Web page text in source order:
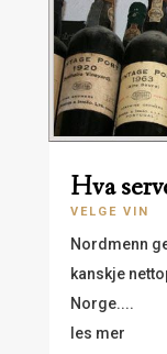
Hva
VELGE VIN
Nordmenn
kanskje
Norge....
les mer